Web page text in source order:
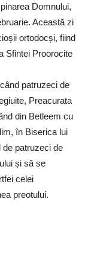
Domnului,
Această zi
ortodocși, fiind
Sfintei Proorocite
patruzeci de
Preacurata
din Betleem cu
în Biserica lui
patruzeci de
și să se
celei
preotului.